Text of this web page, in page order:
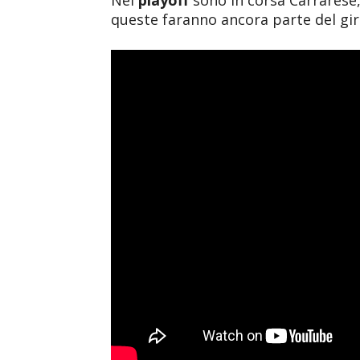
queste faranno ancora parte del